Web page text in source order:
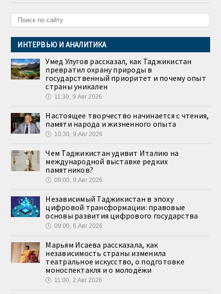
ИНТЕРВЬЮ И АНАЛИТИКА
Умед Улугов рассказал, как Таджикистан
превратил охрану природы в
государственный приоритет и почему опыт
страны уникален
🕔 11:30, 9.Авг 2026
Настоящее творчество начинается с чтения,
памяти народа и жизненного опыта
🕔 10:30, 9.Авг 2026
Чем Таджикистан удивит Италию на
международной выставке редких
памятников?
🕔 09:00, 9.Авг 2026
Независимый Таджикистан в эпоху
цифровой трансформации: правовые
основы развития цифрового государства
🕔 09:00, 6.Авг 2026
Марьям Исаева рассказала, как
независимость страны изменила
театральное искусство, о подготовке
моноспектакля и о молодёжи
🕔 11:00, 2.Авг 2026